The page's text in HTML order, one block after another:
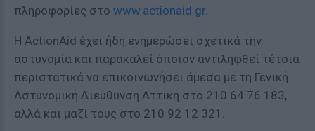
πληροφορίες στο www.actionaid.gr.
Η ActionAid έχει ήδη ενημερώσει σχετικά την
αστυνομία και παρακαλεί όποιον αντιληφθεί τέτοια
περιστατικά να επικοινωνήσει άμεσα με τη Γενική
Αστυνομική Διεύθυνση Αττική στο 210 64 76 183,
αλλά και μαζί τους στο 210 92 12 321.